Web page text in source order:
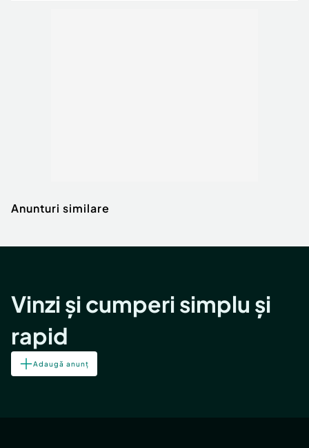
Anunturi similare
Vinzi și cumperi simplu și
rapid
Adaugă anunț